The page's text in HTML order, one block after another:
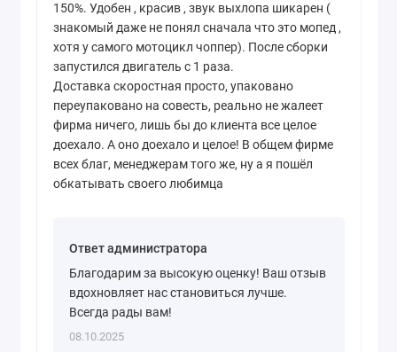
150%. Удобен , красив , звук выхлопа шикарен (
знакомый даже не понял сначала что это мопед ,
хотя у самого мотоцикл чоппер). После сборки
запустился двигатель с 1 раза.
Доставка скоростная просто, упаковано
переупаковано на совесть, реально не жалеет
фирма ничего, лишь бы до клиента все целое
доехало. А оно доехало и целое! В общем фирме
всех благ, менеджерам того же, ну а я пошёл
обкатывать своего любимца
Ответ администратора
Благодарим за высокую оценку! Ваш отзыв
вдохновляет нас становиться лучше.
Всегда рады вам!
08.10.2025